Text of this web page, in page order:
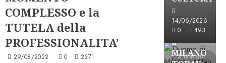
COMPLESSO e la
TUTELA della
PROFESSIONALITA’
29/08/2022 0 2371
14/06/2026
0
493
3 minuti
FREE
ASTORRI
a
MILANO